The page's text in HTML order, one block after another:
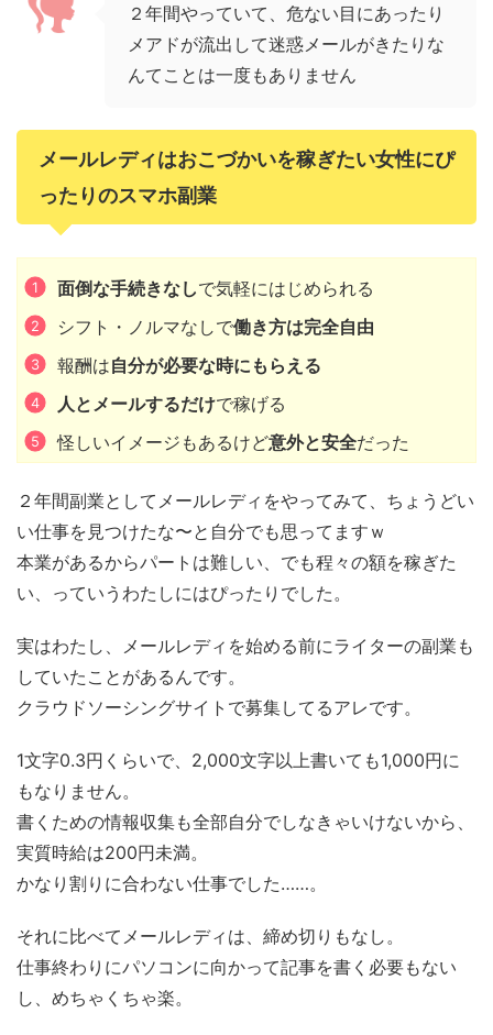
２年間やっていて、危ない目にあったり
メアドが流出して迷惑メールがきたりな
んてことは一度もありません
メールレディはおこづかいを稼ぎたい女性にぴ
ったりのスマホ副業
面倒な手続きなしで気軽にはじめられる
シフト・ノルマなしで働き方は完全自由
報酬は自分が必要な時にもらえる
人とメールするだけで稼げる
怪しいイメージもあるけど意外と安全だった
２年間副業としてメールレディをやってみて、ちょうどい
い仕事を見つけたな〜と自分でも思ってますｗ
本業があるからパートは難しい、でも程々の額を稼ぎた
い、っていうわたしにはぴったりでした。
実はわたし、メールレディを始める前にライターの副業も
していたことがあるんです。
クラウドソーシングサイトで募集してるアレです。
1文字0.3円くらいで、2,000文字以上書いても1,000円に
もなりません。
書くための情報収集も全部自分でしなきゃいけないから、
実質時給は200円未満。
かなり割りに合わない仕事でした……。
それに比べてメールレディは、締め切りもなし。
仕事終わりにパソコンに向かって記事を書く必要もない
し、めちゃくちゃ楽。